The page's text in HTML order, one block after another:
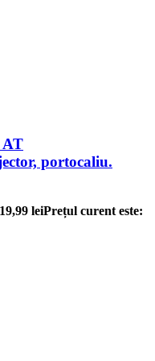
AT
portocaliu.
19,99 leiPrețul curent este: